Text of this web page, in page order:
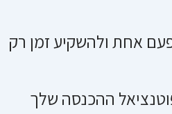
אחת ולהשקיע זמן רק
ההכנסה שלך